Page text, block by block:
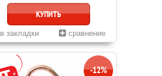
КУПИТЬ
в закладки сравнение
-12%